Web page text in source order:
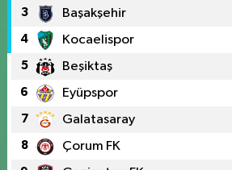
3 Başakşehir
4 Kocaelispor
5 Beşiktaş
6 Eyüpspor
7 Galatasaray
8 Çorum FK